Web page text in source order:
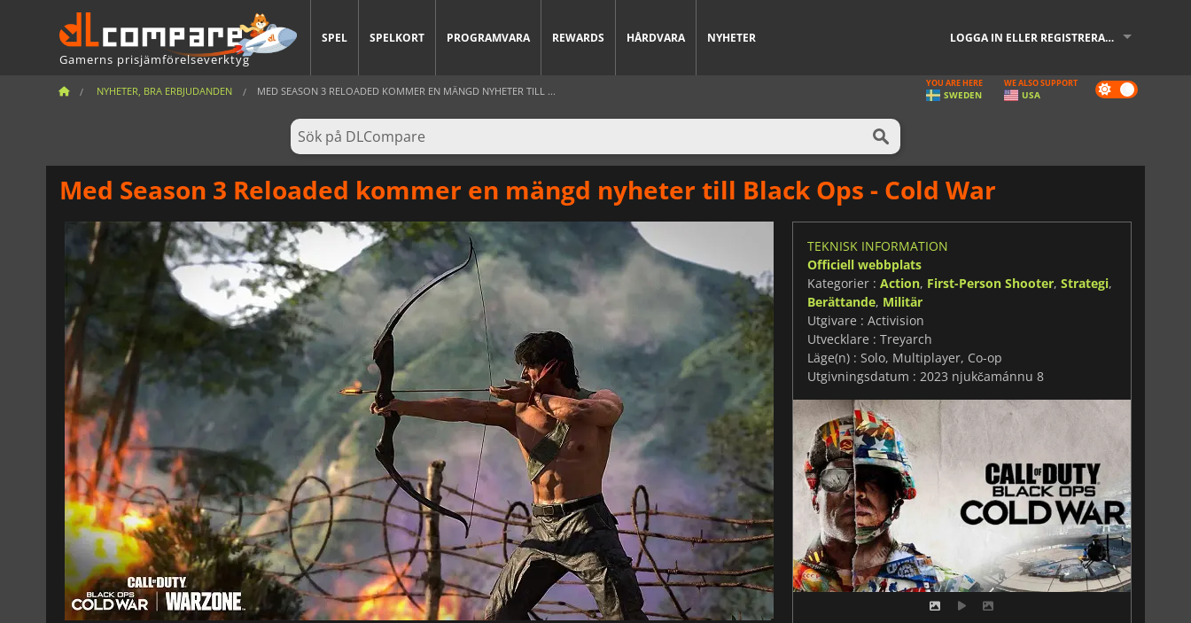
Gamerns prisjämförelseverktyg
SPEL SPELKORT PROGRAMVARA REWARDS HÅRDVARA NYHETER LOGGA IN ELLER REGISTRERA DIG
NYHETER, BRA ERBJUDANDEN MED SEASON 3 RELOADED KOMMER EN MÄNGD NYHETER TILL ... Dark
mode
YOU ARE HERE
SWEDEN
WE ALSO SUPPORT
USA
Med Season 3 Reloaded kommer en mängd nyheter till Black Ops - Cold War
TEKNISK INFORMATION
Officiell webbplats
Kategorier : Action, First-Person Shooter, Strategi,
Berättande, Militär
Utgivare : Activision
Utvecklare : Treyarch
Läge(n) : Solo, Multiplayer, Co-op
Utgivningsdatum : 2023 njukčamánnu 8